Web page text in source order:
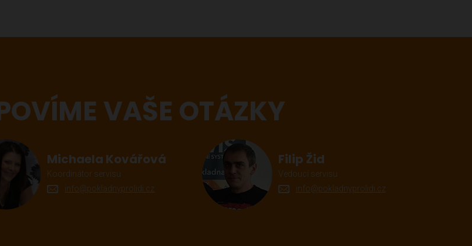
VAŠE OTÁZKY
Michaela Kovářová
Koordinátor servisu
info@pokladnyprolidi.cz
Filip Žid
Vedoucí servisu
info@pokladnyprolidi.cz